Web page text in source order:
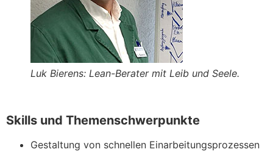
Luk Bierens: Lean-Berater mit Leib und Seele.
Skills und Themenschwerpunkte
Gestaltung von schnellen Einarbeitungsprozessen